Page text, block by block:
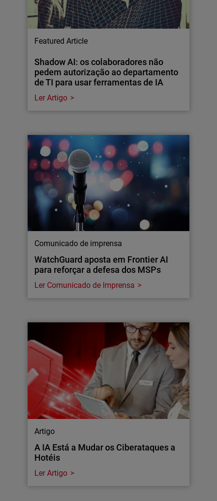
Featured Article
Shadow AI: os colaboradores não
pedem autorização ao departamento
de TI para usar ferramentas de IA
Ler Artigo
Comunicado de imprensa
WatchGuard aposta em Frontier AI
para reforçar a defesa dos MSPs
Ler Comunicado de Imprensa
Artigo
A IA Está a Mudar os Ciberataques a
Hotéis
Ler Artigo